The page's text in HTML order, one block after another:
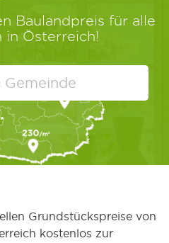
Baulandpreis für alle
in Österreich!
Grundstückspreise von
kostenlos zur